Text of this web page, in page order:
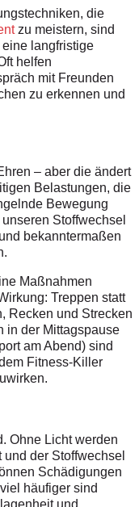
die
zu meistern, sind
langfristige
helfen
mit Freunden
zu erkennen und
– aber die ändert
Belastungen, die
Bewegung
Stoffwechsel
bekanntermaßen
Maßnahmen
Treppen statt
Recken und Strecken
in der Mittagspause
am Abend) sind
Fitness-Killer
Ohne Licht werden
der Stoffwechsel
Schädigungen
häufiger sind
und